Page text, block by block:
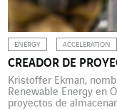
ENERGY ACCELERATION
CREADOR DE
Kristoffer Ekman,
Renewable Energy en
proyectos de